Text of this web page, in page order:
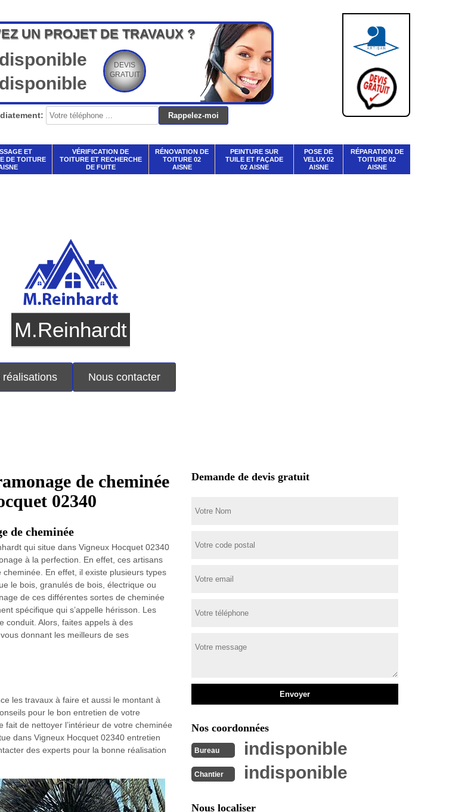
UN PROJET DE TRAVAUX ?
DEVIS
GRATUIT
ET
DE TOITURE
VÉRIFICATION DE
TOITURE ET RECHERCHE
DE FUITE
RÉNOVATION DE
TOITURE 02
AISNE
PEINTURE SUR
TUILE ET FAÇADE
02 AISNE
POSE DE
VELUX 02
AISNE
RÉPARATION DE
TOITURE 02
AISNE
M.Reinhardt
réalisations Nous contacter
de cheminée
02340
de cheminée
qui situe dans Vigneux Hocquet 02340
à la perfection. En effet, ces artisans
En effet, il existe plusieurs types
le bois, granulés de bois, électrique ou
de ces différentes sortes de cheminée
spécifique qui s’appelle hérisson. Les
conduit. Alors, faites appels à des
donnant les meilleurs de ses
les travaux à faire et aussi le montant à
pour le bon entretien de votre
de nettoyer l’intérieur de votre cheminée
dans Vigneux Hocquet 02340 entretien
des experts pour la bonne réalisation
Demande de devis gratuit
Nos coordonnées
Bureau indisponible
Chantier indisponible
Nous localiser